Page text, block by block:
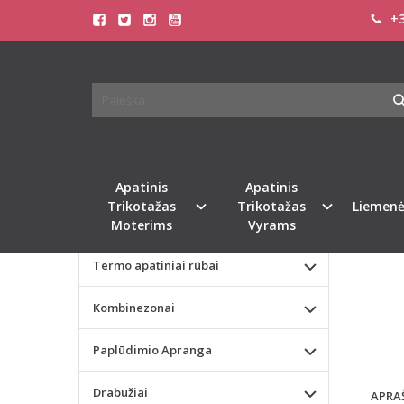
Apatinis
Trikotažas
Moterims
Apatinis
Trikotažas
Vyrams
Valentino dienos dovana
Liemenėlės
Termo apatiniai rūbai
Kombinezonai
Paplūdimio Apranga
Drabužiai